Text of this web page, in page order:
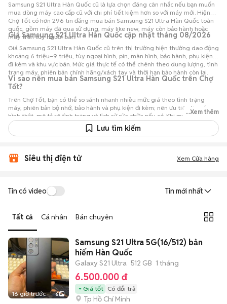
Samsung S21 Ultra Hàn Quốc cũ là lựa chọn đáng cân nhắc nếu bạn muốn
mua dòng máy cao cấp cũ với chi phí tiết kiệm hơn so với máy mới. Hiện
Chợ Tốt có hơn 296 tin đăng mua bán Samsung S21 Ultra Hàn Quốc toàn
quốc, gồm máy đã qua sử dụng, máy like new, máy còn bảo hành hoặc
máy trần tùy người bán.
Giá Samsung S21 Ultra Hàn Quốc cập nhật tháng 08/2026
Giá Samsung S21 Ultra Hàn Quốc cũ trên thị trường hiện thường dao động
khoảng 6 triệu–9 triệu, tùy ngoại hình, pin, màn hình, bảo hành, phụ kiện
đi kèm và khu vực bán. Mức giá thực tế có thể chênh theo dung lượng, tình
trạng máy, phiên bản chính hãng/xách tay và thời hạn bảo hành còn lại.
Vì sao nên mua bán Samsung S21 Ultra Hàn Quốc trên Chợ
Tốt?
Trên Chợ Tốt, bạn có thể so sánh nhanh nhiều mức giá theo tình trạng
máy, phiên bản bộ nhớ, bảo hành và phụ kiện đi kèm; nên ưu tiên tin có
hình thật, mô tả rõ tình trạng và lịch sử sửa chữa nếu có. Khi mua Samsung
S21 Ultra Hàn Quốc cũ, bạn nên trao đổi rõ với người bán, hẹn kiểm tra
trực tiếp nếu có thể và đối chiếu giá với các tin đăng tương tự trước khi
...Xem thêm
Lưu tìm kiếm
Siêu thị điện tử Xem Cửa hàng
Tin có video Tin mới nhất
Tất cả Cá nhân Bán chuyên
16 giờ trước 6
Samsung S21 Ultra 5G(16/512) bản
hiếm Hàn Quốc
Galaxy S21 Ultra 512 GB 1 tháng
6.500.000 đ
Giá tốt Có đổi trả
Tp Hồ Chí Minh